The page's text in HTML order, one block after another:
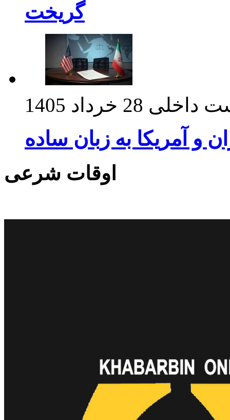
گریخت
داخلی 28 خرداد 1405
و آمریکا به زبان ساده
اوقات شرعی